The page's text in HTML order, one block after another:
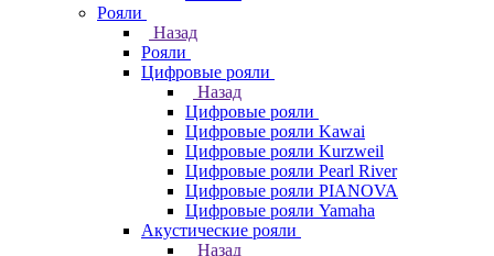
Рояли
Назад
Рояли
Цифровые рояли
Назад
Цифровые рояли
Цифровые рояли Kawai
Цифровые рояли Kurzweil
Цифровые рояли Pearl River
Цифровые рояли PIANOVA
Цифровые рояли Yamaha
Акустические рояли
Назад